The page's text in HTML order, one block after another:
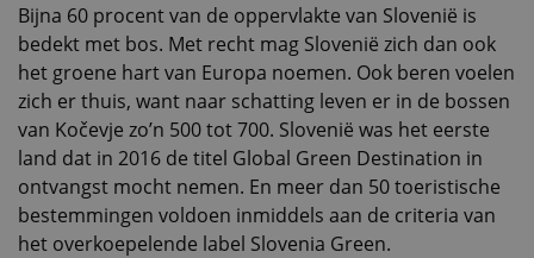
Bijna 60 procent van de oppervlakte van Slovenië is
bedekt met bos. Met recht mag Slovenië zich dan ook
het groene hart van Europa noemen. Ook beren voelen
zich er thuis, want naar schatting leven er in de bossen
van Kočevje zo’n 500 tot 700. Slovenië was het eerste
land dat in 2016 de titel Global Green Destination in
ontvangst mocht nemen. En meer dan 50 toeristische
bestemmingen voldoen inmiddels aan de criteria van
het overkoepelende label Slovenia Green.